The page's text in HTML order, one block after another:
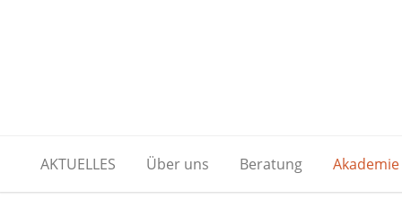
AKTUELLES Über uns Beratung Akademie